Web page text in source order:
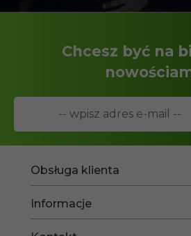
Chcesz być na
Obsługa klienta
Informacje